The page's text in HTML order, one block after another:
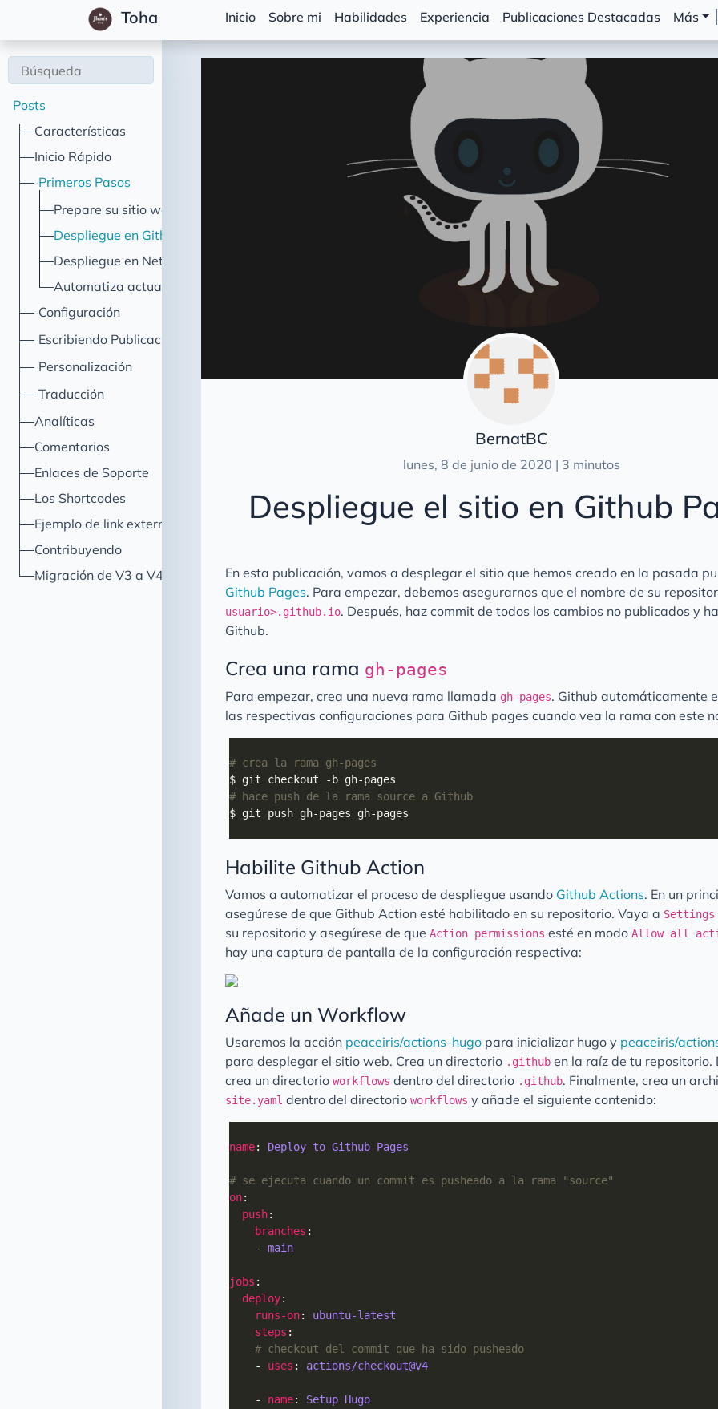
Toha Inicio Sobre mi Habilidades Experiencia Publicaciones Destacadas Más
Posts
Características
Inicio Rápido
Primeros Pasos
Prepare su sitio web
Despliegue en Github Pages
Despliegue en Netlify
Automatiza actualizaciones
Configuración
Escribiendo Publicaciones
Personalización
Traducción
Analíticas
Comentarios
Enlaces de Soporte
Los Shortcodes
Ejemplo de link externo
Contribuyendo
Migración de V3 a V4
BernatBC
lunes, 8 de junio de 2020 | 3 minutos
Despliegue el sitio en Github
En esta publicación, vamos a desplegar el sitio que hemos creado en la pasada
Github Pages. Para empezar, debemos asegurarnos que el nombre de su
usuario>.github.io. Después, haz commit de todos los cambios no publicados y
Github.
Crea una rama gh-pages
Para empezar, crea una nueva rama llamada gh-pages. Github automáticamente
las respectivas configuraciones para Github pages cuando vea la rama con este
# crea la rama gh-pages
# hace push de la rama source a Github
Habilite Github Action
Vamos a automatizar el proceso de despliegue usando Github Actions. En un
asegúrese de que Github Action esté habilitado en su repositorio. Vaya a
su repositorio y asegúrese de queAction permissions esté en modoAllow all
hay una captura de pantalla de la configuración respectiva:
Añade un Workflow
Usaremos la acción peaceiris/actions-hugo para inicializar hugo y peaceiris/
para desplegar el sitio web. Crea un directorio .github en la raíz de tu repositorio.
crea un directorioworkflows dentro del directorio .github. Finalmente, crea un
site.yaml dentro del directorioworkflows y añade el siguiente contenido:
name: Deploy to Github Pages
# se ejecuta cuando un commit es pusheado a la rama "source"
on
push
branches
    -
main
jobs
deploy
runs-on: ubuntu-latest
steps
# checkout del commit que ha sido pusheado
    -
uses : actions/checkout@v4
    -
name: Setup Hugo